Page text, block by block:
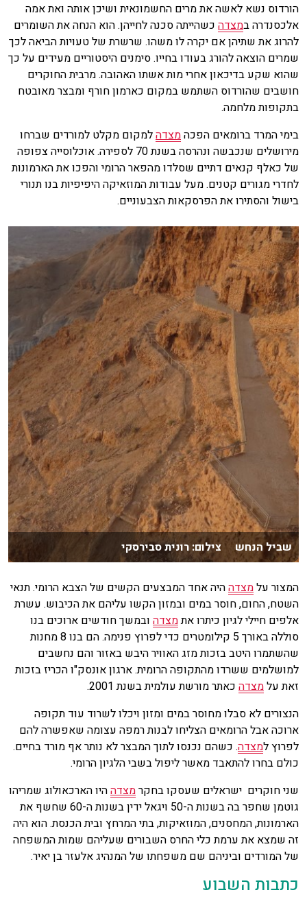
הורדוס נשא לאשה את מרים החשמונאית ושיכן אותה ואת אמה
אלכסנדרה במצדה כשהייתה סכנה לחייהן. הוא הנחה את השומרים
להרוג את שתיהן אם יקרה לו משהו. שרשרת של טעויות הביאה לכך
שמרים הוצאה להורג בעודו בחייו. סימנים היסטוריים מעידים על כך
שהוא שקע בדיכאון אחרי מות אשתו האהובה. מרבית החוקרים
חושבים שהורדוס השתמש במקום כארמון חורף ומבצר מאובטח
בתקופות מלחמה.
בימי המרד ברומאים הפכהמצדהלמקום מקלט למורדים שברחו
מירושלים שנכבשה ונהרסה בשנת 70 לספירה. אוכלוסייה צפופה
של כאלף קנאים דתיים שסלדו מהפאר הרומי והפכו את הארמונות
לחדרי מגורים קטנים. מעל עבודות המוזאיקה היפיפיות בנו תנורי
בישול והסתירו את הפרסקאות הצבעוניים.
שביל הנחש צילום: רונית סבירסקי
המצור עלמצדההיה אחד המבצעים הקשים של הצבא הרומי. תנאי
השטח, החום, חוסר במים ובמזון הקשו עליהם את הכיבוש. עשרת
אלפים חיילי לגיון כיתרו אתמצדה ובמשך חודשים ארוכים בנו
סוללה באורך 5 קילומטרים כדי לפרוץ פנימה. הם בנו 8 מחנות
שהשתמרו היטב בזכות מזג האוויר היבש באזור והם נחשבים
למושלמים ששרדו מהתקופה הרומית. ארגון אונסק"ו הכריז בזכות
זאת עלמצדה כאתר מורשת עולמית בשנת 2001.
הנצורים לא סבלו מחוסר במים ומזון ויכלו לשרוד עוד תקופה
ארוכה אבל הרומאים הצליחו לבנות רמפה עצומה שאפשרה להם
לפרוץ למצדה. כשהם נכנסו לתוך המבצר לא נותר אף מורד בחיים.
כולם בחרו להתאבד מאשר ליפול בשבי הלגיון הרומי.
שני חוקרים ישראלים שעסקו בחקרמצדההיו הארכאולוג שמריהו
גוטמן שחפר בה בשנות ה-50 ויגאל ידין בשנות ה-60 שחשף את
הארמונות, המחסנים, המוזאיקות, בתי המרחץ ובית הכנסת. הוא היה
זה שמצא את ערמת כלי החרס השבורים שעליהם שמות המשפחה
של המורדים וביניהם שם משפחתו של המנהיג אלעזר בן יאיר.
כתבות השבוע